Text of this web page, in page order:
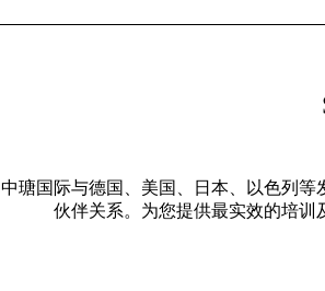
中瑭国际与德国、美国、日本、以色列
伙伴关系。为您提供最实效的培训